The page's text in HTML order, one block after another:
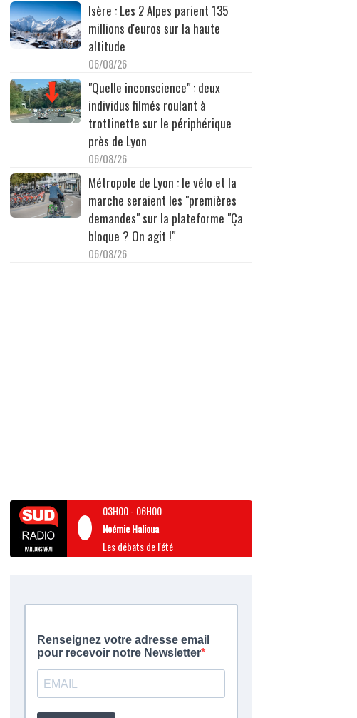
Isère : Les 2 Alpes parient 135
millions d'euros sur la haute
altitude
06/08/26
"Quelle inconscience" : deux
individus filmés roulant à
trottinette sur le périphérique
près de Lyon
06/08/26
Métropole de Lyon : le vélo et la
marche seraient les "premières
demandes" sur la plateforme "Ça
bloque ? On agit !"
06/08/26
03H00- 06H00
Noémie Halioua
Les débats de l'été